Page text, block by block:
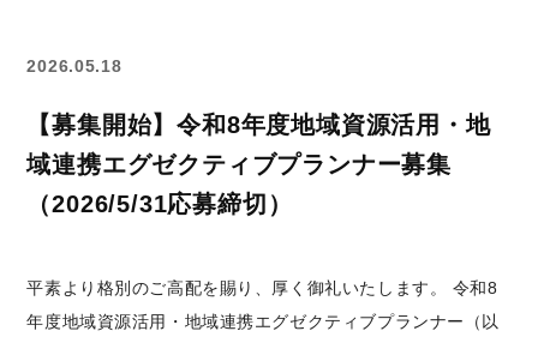
2026.05.18
【募集開始】令和8年度地域資源活用・地
域連携エグゼクティブプランナー募集
（2026/5/31応募締切）
平素より格別のご高配を賜り、厚く御礼いたします。 令和8
年度地域資源活用・地域連携エグゼクティブプランナー（以